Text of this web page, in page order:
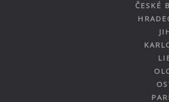
ČESKÉ